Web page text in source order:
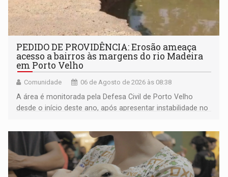
PEDIDO DE PROVIDÊNCIA: Erosão ameaça
acesso a bairros às margens do rio Madeira
em Porto Velho
Comunidade 06 de Agosto de 2026 às 08:38
A área é monitorada pela Defesa Civil de Porto Velho
desde o início deste ano, após apresentar instabilidade no